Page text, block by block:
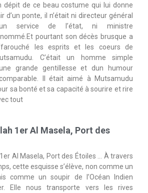
dépit de ce beau costume qui lui donne
d’un ponte, il n’était ni directeur général
service de l’état, ni ministre
pourtant son décès brusque a
les esprits et les coeurs de
C’était un homme simple
grande gentillesse et dun humour
Il était aimé à Mutsamudu
sa bonté et sa capacité à sourire et rire
tout
1er Al Masela, Port des
1er Al Masela, Port des Étoiles … À travers
cette esquisse s’élève, non comme un
comme un soupir de l’Océan Indien
Elle nous transporte vers les rives